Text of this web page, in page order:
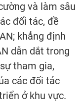
và làm sâu
đối tác, đề
khẳng định
dẫn dắt trong
tham gia,
các đối tác
ở khu vực.